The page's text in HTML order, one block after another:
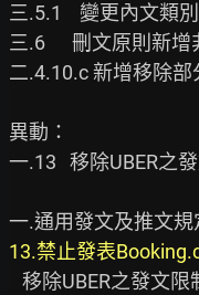
三.5.1    變更內文類
三.6      刪文原則新
二.4.10.c 新增移除
異動：
一.13   移除UBER之
13.禁止發表